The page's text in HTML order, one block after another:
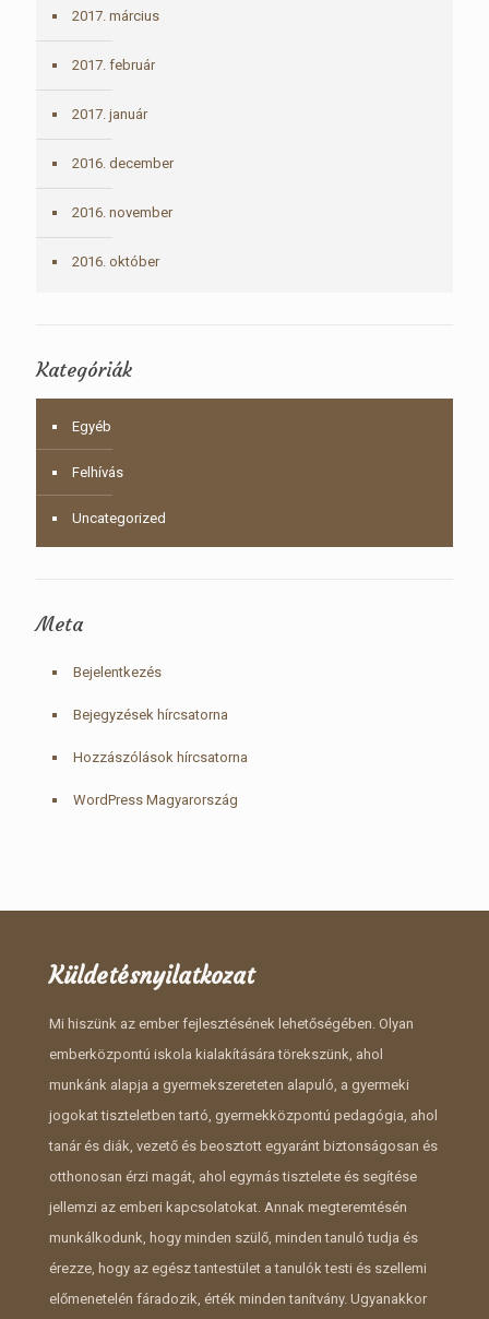
2017. március
2017. február
2017. január
2016. december
2016. november
2016. október
Kategóriák
Egyéb
Felhívás
Uncategorized
Meta
Bejelentkezés
Bejegyzések hírcsatorna
Hozzászólások hírcsatorna
WordPress Magyarország
Küldetésnyilatkozat
Mi hiszünk az ember fejlesztésének lehetőségében. Olyan
emberközpontú iskola kialakítására törekszünk, ahol
munkánk alapja a gyermekszereteten alapuló, a gyermeki
jogokat tiszteletben tartó, gyermekközpontú pedagógia, ahol
tanár és diák, vezető és beosztott egyaránt biztonságosan és
otthonosan érzi magát, ahol egymás tisztelete és segítése
jellemzi az emberi kapcsolatokat. Annak megteremtésén
munkálkodunk, hogy minden szülő, minden tanuló tudja és
érezze, hogy az egész tantestület a tanulók testi és szellemi
előmenetelén fáradozik, érték minden tanítvány. Ugyanakkor